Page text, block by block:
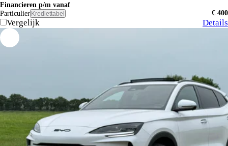
Financieren p/m vanaf
Particulier Krediettabel € 400
Vergelijk Details